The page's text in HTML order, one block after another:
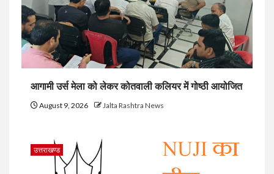
आगामी उर्स मेला को लेकर कोतवाली कलियर में गोष्ठी आयोजित
August 9, 2026 Jalta Rashtra News
उत्तराखण्ड